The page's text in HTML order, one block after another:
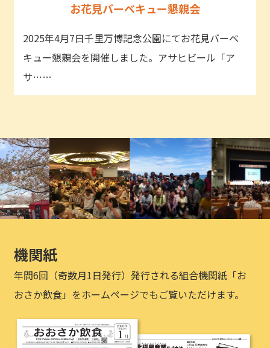
お花見バーベキュー懇親会
2025年4月7日千里万博記念公園にてお花見バーベ
キュー懇親会を開催しました。アサヒビール「ア
サ……
機関紙
年間6回（奇数月1日発行）発行される組合機関紙「お
おさか飲食」をホームページでもご覧いただけます。